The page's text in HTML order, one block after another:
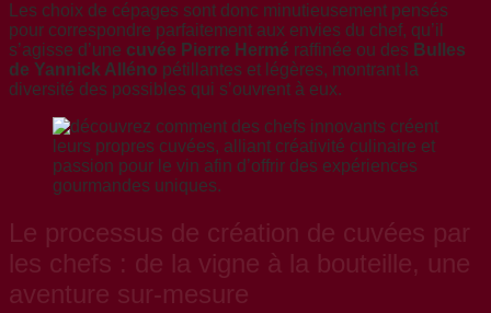
Les choix de cépages sont donc minutieusement pensés
pour correspondre parfaitement aux envies du chef, qu’il
s’agisse d’une cuvée Pierre Hermé raffinée ou des Bulles
de Yannick Alléno pétillantes et légères, montrant la
diversité des possibles qui s’ouvrent à eux.
Le processus de création de cuvées par
les chefs : de la vigne à la bouteille, une
aventure sur-mesure